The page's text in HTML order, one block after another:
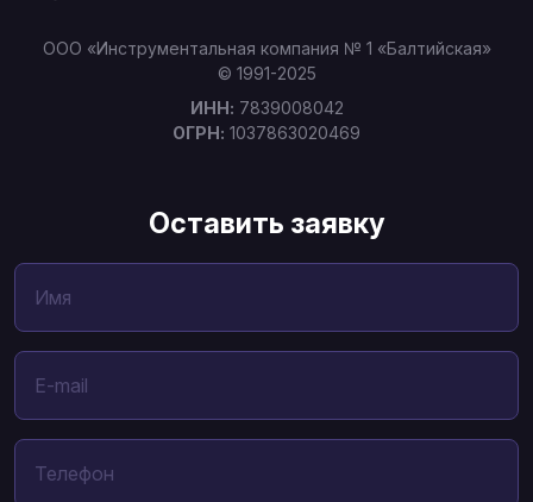
ООО «Инструментальная компания № 1 «Балтийская»
© 1991-2025
ИНН: 7839008042
ОГРН: 1037863020469
Оставить заявку